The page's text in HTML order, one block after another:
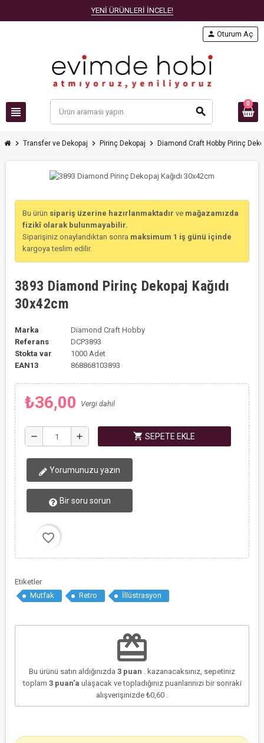
YENİ ÜRÜNLERİ İNCELE!
view_headline search
person Oturum Aç
0
chevron_right Transfer ve Dekopaj chevron_right Pirinç Dekopaj chevron_right Diamond Craft Hobby Pirinç
Bu ürün sipariş üzerine hazırlanmaktadır ve mağazamızda
fizikî olarak bulunmayabilir.
Siparişiniz onaylandıktan sonra maksimum 1 iş günü içinde
kargoya teslim edilir.
3893 Diamond Pirinç Dekopaj Kağıdı
30x42cm
Marka
Diamond Craft Hobby
Referans
DCP3893
Stokta var
1000 Adet
EAN13
868868103893
₺36,00 Vergi dahil
remove add shopping_cart SEPETE EKLE
Yorumunuzu yazın
Bir soru sorun
favorite_border
Etiketler
Mutfak
Retro İllüstrasyon
redeem
Bu ürünü satın aldığınızda 3 puan . kazanacaksınız, sepetiniz
toplam 3puan'a ulaşacak ve topladığınız puanlarınızı bir sonraki
alışverişinizde ₺0,60 .